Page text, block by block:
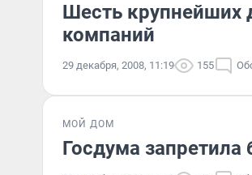
Шесть крупнейших
компаний
29 декабря, 2008, 11:19 155
МОЙ ДОМ
Госдума